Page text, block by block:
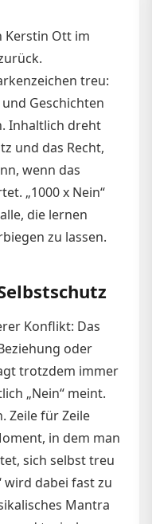
Kerstin Ott im
treu:
Geschichten
Inhaltlich dreht
und das Recht,
wenn das
„1000 x Nein“
die lernen
zu lassen.
Konflikt: Das
oder
trotzdem immer
„Nein“ meint.
Zeile für Zeile
in dem man
sich selbst treu
wird dabei fast zu
Mantra